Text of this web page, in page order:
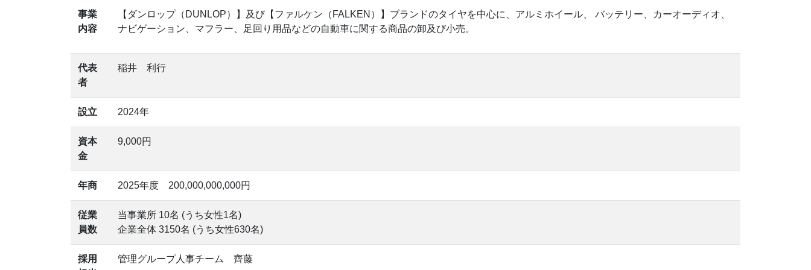
事業
内容
【ダンロップ（DUNLOP）】及び【ファルケン（FALKEN）】ブランドのタイヤを中心に、アルミホイール、 バッテリー、カーオーディオ、
ナビゲーション、マフラー、足回り用品などの自動車に関する商品の卸及び小売。
代表
者
稲井 利行
設立 2024年
資本
金
9,000円
年商 2025年度 200,000,000,000円
従業
員数
当事業所 10名 (うち女性1名)
企業全体 3150名 (うち女性630名)
採用
管理グループ人事チーム 齊藤